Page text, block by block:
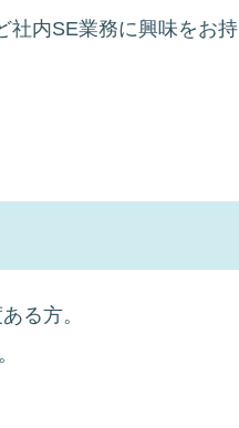
社内SE業務に興味をお
る方。